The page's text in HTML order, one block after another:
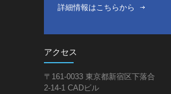
詳細情報はこちらから
アクセス
〒161-0033 東京都新宿区下落合
2-14-1 CADビル